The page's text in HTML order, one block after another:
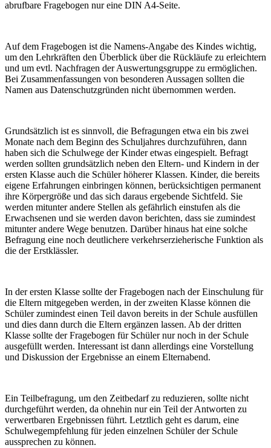
abrufbare Fragebogen nur eine DIN A4-Seite.
Auf dem Fragebogen ist die Namens-Angabe des Kindes wichtig,
um den Lehrkräften den Überblick über die Rückläufe zu erleichtern
und um evtl. Nachfragen der Auswertungsgruppe zu ermöglichen.
Bei Zusammenfassungen von besonderen Aussagen sollten die
Namen aus Datenschutzgründen nicht übernommen werden.
Grundsätzlich ist es sinnvoll, die Befragungen etwa ein bis zwei
Monate nach dem Beginn des Schuljahres durchzuführen, dann
haben sich die Schulwege der Kinder etwas eingespielt. Befragt
werden sollten grundsätzlich neben den Eltern- und Kindern in der
ersten Klasse auch die Schüler höherer Klassen. Kinder, die bereits
eigene Erfahrungen einbringen können, berücksichtigen permanent
ihre Körpergröße und das sich daraus ergebende Sichtfeld. Sie
werden mitunter andere Stellen als gefährlich einstufen als die
Erwachsenen und sie werden davon berichten, dass sie zumindest
mitunter andere Wege benutzen. Darüber hinaus hat eine solche
Befragung eine noch deutlichere verkehrserzieherische Funktion als
die der Erstklässler.
In der ersten Klasse sollte der Fragebogen nach der Einschulung für
die Eltern mitgegeben werden, in der zweiten Klasse können die
Schüler zumindest einen Teil davon bereits in der Schule ausfüllen
und dies dann durch die Eltern ergänzen lassen. Ab der dritten
Klasse sollte der Fragebogen für Schüler nur noch in der Schule
ausgefüllt werden. Interessant ist dann allerdings eine Vorstellung
und Diskussion der Ergebnisse an einem Elternabend.
Ein Teilbefragung, um den Zeitbedarf zu reduzieren, sollte nicht
durchgeführt werden, da ohnehin nur ein Teil der Antworten zu
verwertbaren Ergebnissen führt. Letztlich geht es darum, eine
Schulwegempfehlung für jeden einzelnen Schüler der Schule
aussprechen zu können.